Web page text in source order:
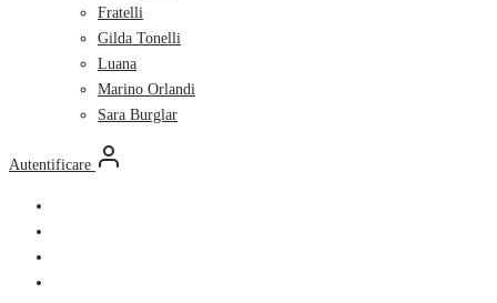
Fratelli
Gilda Tonelli
Luana
Marino Orlandi
Sara Burglar
Autentificare